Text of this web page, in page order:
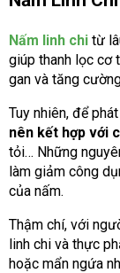
Nấm linh chi từ
giúp thanh lọc cơ
gan và tăng
Tuy nhiên, để
nên kết hợp với
tỏi… Những
làm giảm công
của nấm.
Thậm chí, với
linh chi và thực
hoặc mẩn ngứa